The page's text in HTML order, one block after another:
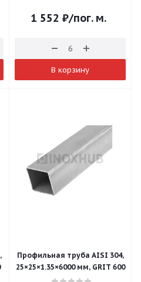
1 552 ₽/пог. м.
В корзину
Профильная труба AISI 304,
25×25×1.35×6000 мм, GRIT 600